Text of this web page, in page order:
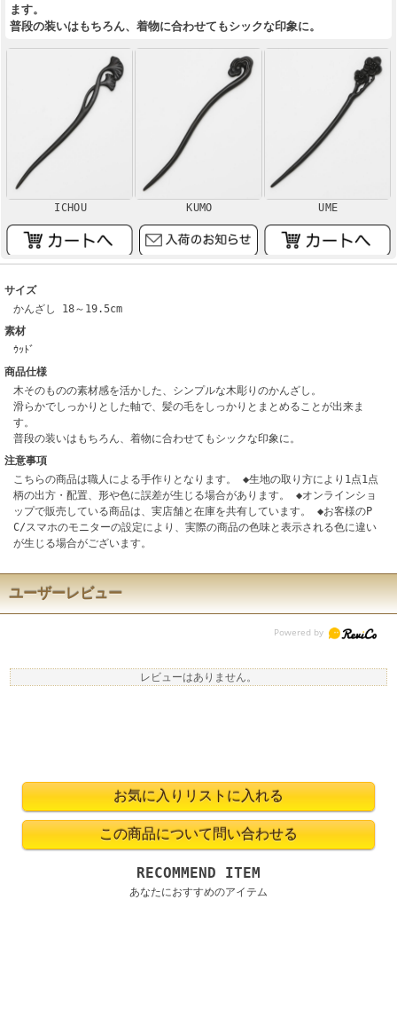
ます。
普段の装いはもちろん、着物に合わせてもシックな印象に。
ICHOU KUMO UME
サイズ
かんざし 18～19.5cm
素材
ｳｯﾄﾞ
商品仕様
木そのものの素材感を活かした、シンプルな木彫りのかんざし。
滑らかでしっかりとした軸で、髪の毛をしっかりとまとめることが出来ま
す。
普段の装いはもちろん、着物に合わせてもシックな印象に。
注意事項
こちらの商品は職人による手作りとなります。 ◆生地の取り方により1点1点
柄の出方・配置、形や色に誤差が生じる場合があります。 ◆オンラインショ
ップで販売している商品は、実店舗と在庫を共有しています。 ◆お客様のP
C/スマホのモニターの設定により、実際の商品の色味と表示される色に違い
が生じる場合がございます。
ユーザーレビュー
レビューはありません。
RECOMMEND ITEM
あなたにおすすめのアイテム